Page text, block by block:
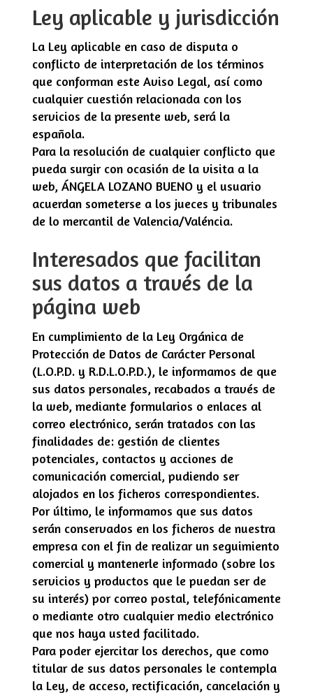
Ley aplicable y jurisdicción
La Ley aplicable en caso de disputa o
conflicto de interpretación de los términos
que conforman este Aviso Legal, así como
cualquier cuestión relacionada con los
servicios de la presente web, será la
española.
Para la resolución de cualquier conflicto que
pueda surgir con ocasión de la visita a la
web, ÁNGELA LOZANO BUENO y el usuario
acuerdan someterse a los jueces y tribunales
de lo mercantil de Valencia/Valéncia.
Interesados que facilitan
sus datos a través de la
página web
En cumplimiento de la Ley Orgánica de
Protección de Datos de Carácter Personal
(L.O.P.D. y R.D.L.O.P.D.), le informamos de que
sus datos personales, recabados a través de
la web, mediante formularios o enlaces al
correo electrónico, serán tratados con las
finalidades de: gestión de clientes
potenciales, contactos y acciones de
comunicación comercial, pudiendo ser
alojados en los ficheros correspondientes.
Por último, le informamos que sus datos
serán conservados en los ficheros de nuestra
empresa con el fin de realizar un seguimiento
comercial y mantenerle informado (sobre los
servicios y productos que le puedan ser de
su interés) por correo postal, telefónicamente
o mediante otro cualquier medio electrónico
que nos haya usted facilitado.
Para poder ejercitar los derechos, que como
titular de sus datos personales le contempla
la Ley, de acceso, rectificación, cancelación y